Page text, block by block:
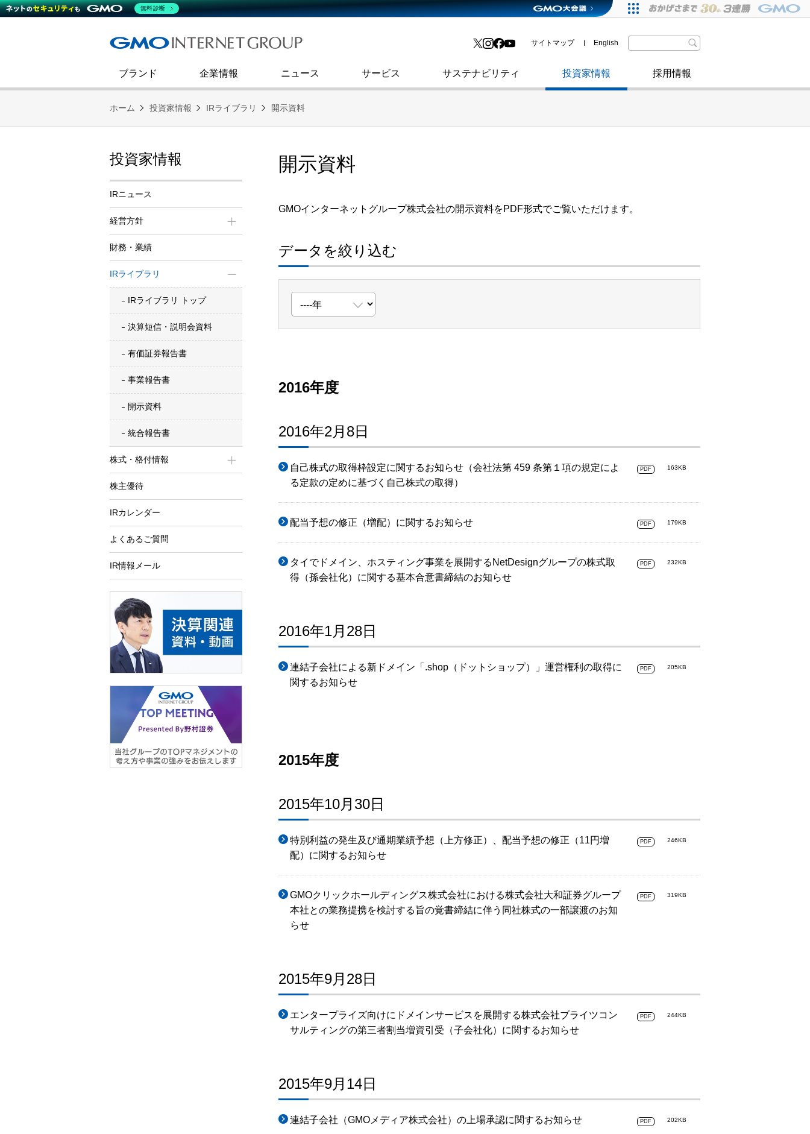
ブランド
企業情報
会社概要
社史
渋谷フクラス入館方法
ニュース
技術ブログ 取材のお申し込みについて
サービス
インターネット広告・メディア事業 インターネットセキュリティ事業
サステナビリティ
コミュニケーション
ダイバーシティ＆インクルージョン
政府・自治体からの認定
投資家情報
熊谷正寿が語るグループ成長戦略・
財務・業績
よくあるご質問 格付・社債情報
採用情報
サイトマップ English
ホーム 投資家情報 IRライブラリ 開示資料
開示資料
GMOインターネットグループ株式会社の開示資料をPDF形式でご覧いただけます。
データを絞り込む
2016年度
2016年2月8日
自己株式の取得枠設定に関するお知らせ（会社法第 459 条第１項の規定によ
る定款の定めに基づく自己株式の取得）
PDF 163KB
配当予想の修正（増配）に関するお知らせ PDF 179KB
タイでドメイン、ホスティング事業を展開するNetDesignグループの株式取
得（孫会社化）に関する基本合意書締結のお知らせ
PDF 232KB
2016年1月28日
連結子会社による新ドメイン「.shop（ドットショップ）」運営権利の取得に
関するお知らせ
PDF 205KB
2015年度
2015年10月30日
特別利益の発生及び通期業績予想（上方修正）、配当予想の修正（11円増
配）に関するお知らせ
PDF 246KB
GMOクリックホールディングス株式会社における株式会社大和証券グループ
本社との業務提携を検討する旨の覚書締結に伴う同社株式の一部譲渡のお知
らせ
PDF 319KB
2015年9月28日
エンタープライズ向けにドメインサービスを展開する株式会社ブライツコン
サルティングの第三者割当増資引受（子会社化）に関するお知らせ
PDF 244KB
2015年9月14日
連結子会社（GMOメディア株式会社）の上場承認に関するお知らせ PDF 202KB
投資家情報
IRニュース
経営方針
財務・業績
IRライブラリ
IRライブラリ トップ
決算短信・説明会資料
有価証券報告書
事業報告書
開示資料
統合報告書
株式・格付情報
株主優待
IRカレンダー
よくあるご質問
IR情報メール
無料診断